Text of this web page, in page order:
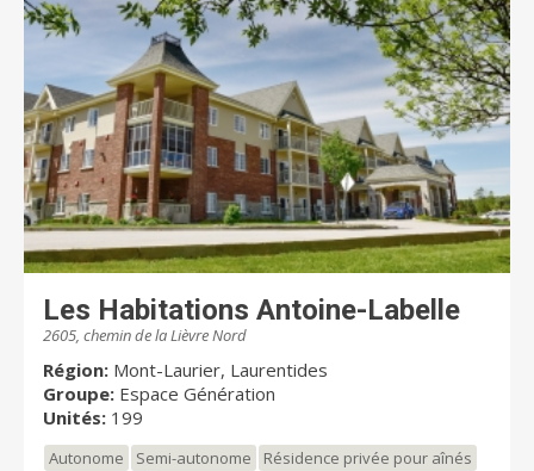
Les Habitations Antoine-Labelle
2605, chemin de la Lièvre Nord
Région: Mont-Laurier, Laurentides
Groupe: Espace Génération
Unités: 199
Autonome Semi-autonome
Résidence privée pour aînés